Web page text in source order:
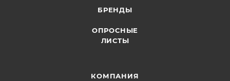
БРЕНДЫ
ОПРОСНЫЕ
ЛИСТЫ
КОМПАНИЯ